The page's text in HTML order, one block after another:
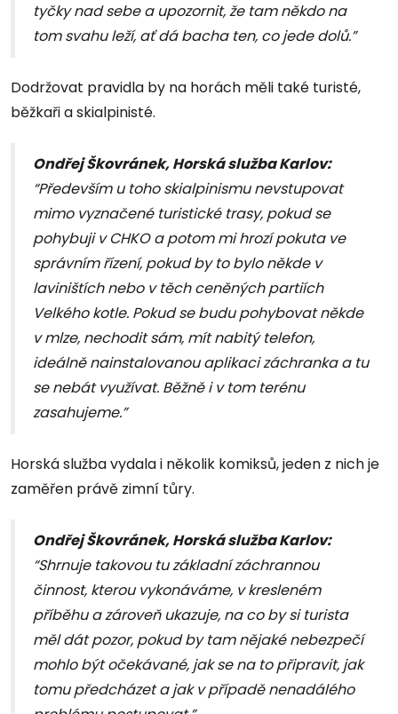
tyčky nad sebe a upozornit, že tam někdo na
tom svahu leží, ať dá bacha ten, co jede dolů.”
Dodržovat pravidla by na horách měli také turisté,
běžkaři a skialpinisté.
Ondřej Škovránek, Horská služba Karlov:
“Především u toho skialpinismu nevstupovat
mimo vyznačené turistické trasy, pokud se
pohybuji v CHKO a potom mi hrozí pokuta ve
správním řízení, pokud by to bylo někde v
laviništích nebo v těch ceněných partiích
Velkého kotle. Pokud se budu pohybovat někde
v mlze, nechodit sám, mít nabitý telefon,
ideálně nainstalovanou aplikaci záchranka a tu
se nebát využívat. Běžně i v tom terénu
zasahujeme.”
Horská služba vydala i několik komiksů, jeden z nich je
zaměřen právě zimní tůry.
Ondřej Škovránek, Horská služba Karlov:
“Shrnuje takovou tu základní záchrannou
činnost, kterou vykonáváme, v kresleném
příběhu a zároveň ukazuje, na co by si turista
měl dát pozor, pokud by tam nějaké nebezpečí
mohlo být očekávané, jak se na to připravit, jak
tomu předcházet a jak v případě nenadálého